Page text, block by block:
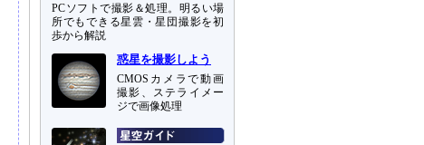
PCソフトで撮影＆処理。明るい場
所でもできる星雲・星団撮影を初
歩から解説
惑星を撮影しよう
CMOSカメラで動画
撮影、ステライメー
ジで画像処理